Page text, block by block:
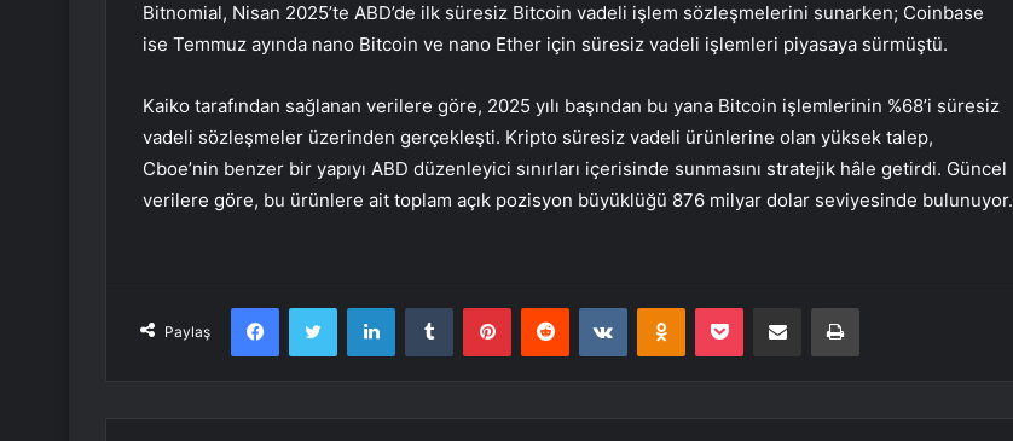
Bitnomial, Nisan 2025’te ABD’de ilk süresiz Bitcoin vadeli işlem sözleşmelerini sunarken; Coinbase
ise Temmuz ayında nano Bitcoin ve nano Ether için süresiz vadeli işlemleri piyasaya sürmüştü.
Kaiko tarafından sağlanan verilere göre, 2025 yılı başından bu yana Bitcoin işlemlerinin %68’i süresiz
vadeli sözleşmeler üzerinden gerçekleşti. Kripto süresiz vadeli ürünlerine olan yüksek talep,
Cboe’nin benzer bir yapıyı ABD düzenleyici sınırları içerisinde sunmasını stratejik hâle getirdi. Güncel
verilere göre, bu ürünlere ait toplam açık pozisyon büyüklüğü 876 milyar dolar seviyesinde bulunuyor.
Paylaş
FacebookTwitter LinkedInTumblr PinterestReddit VKontakteOdnoklassniki
Pocket E-Posta ile paylaş Yazdır